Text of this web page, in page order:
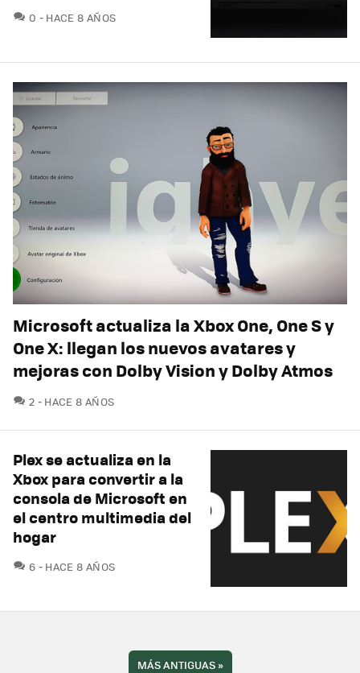
0 COMENTARIOS
HACE 8 AÑOS
Microsoft actualiza la Xbox One, One S y
One X: llegan los nuevos avatares y
mejoras con Dolby Vision y Dolby Atmos
2 COMENTARIOS
HACE 8 AÑOS
Plex se actualiza en la
Xbox para convertir a la
consola de Microsoft en
el centro multimedia del
hogar
6 COMENTARIOS
HACE 8 AÑOS
MÁS ANTIGUAS»